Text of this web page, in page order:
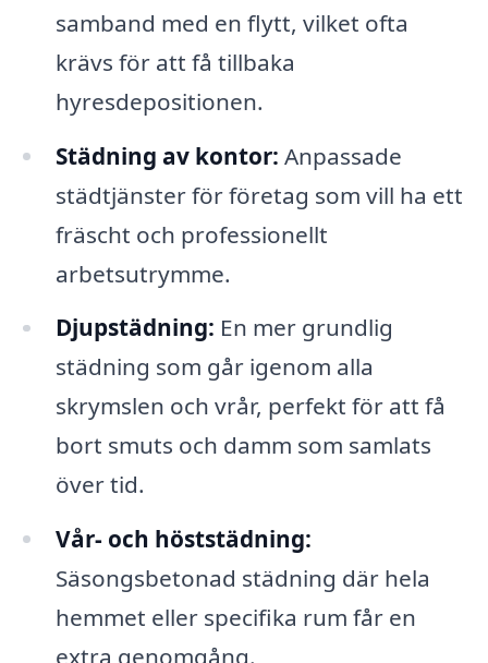
samband med en flytt, vilket ofta
krävs för att få tillbaka
hyresdepositionen.
Städning av kontor: Anpassade
städtjänster för företag som vill ha ett
fräscht och professionellt
arbetsutrymme.
Djupstädning: En mer grundlig
städning som går igenom alla
skrymslen och vrår, perfekt för att få
bort smuts och damm som samlats
över tid.
Vår- och höststädning:
Säsongsbetonad städning där hela
hemmet eller specifika rum får en
extra genomgång.